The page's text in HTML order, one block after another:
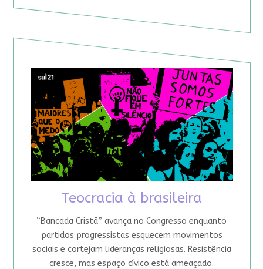
Teocracia à brasileira
“Bancada Cristã” avança no Congresso enquanto
partidos progressistas esquecem movimentos
sociais e cortejam lideranças religiosas. Resistência
cresce, mas espaço cívico está ameaçado.